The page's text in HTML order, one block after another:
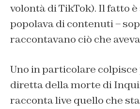
volontà di TikTok). Il fatto
popolava di contenuti –
raccontavano ciò che
Uno in particolare
diretta della morte di
racconta live quello che